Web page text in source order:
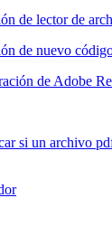
de lector de
de nuevo
de Adobe
si un archivo